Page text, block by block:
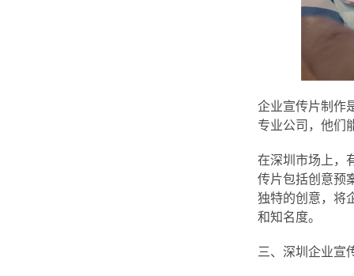
企业宣传片制作
专业公司，他们
在深圳市场上，
传片包括创意预
独特的创意，将
和知名度。
三、深圳企业宣